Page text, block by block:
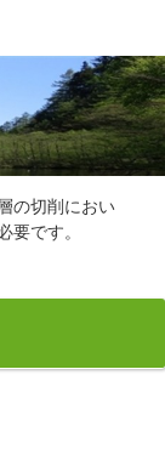
の切削におい
要です。